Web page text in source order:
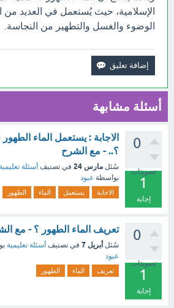
الإسلامية، حيث يُستعمل في العديد من
الوضوء والغسل والتطهير من النجاسة.
أسئلة مشابهة
0
تصويتات
1
إجابة
الاجابة : يستعمل الماء
؟.. - مع الشرح
سُئل مارس 24 في تصنيف أسئلة تعليمية
بواسطة عبود
الاجابة يستعمل الماء الطهور
0
تصويتات
1
إجابة
تعريف الماء الطهور ؟ - مع
سُئل أبريل 7 في تصنيف أسئلة تعليمية
عبود
تعريف الماء الطهور